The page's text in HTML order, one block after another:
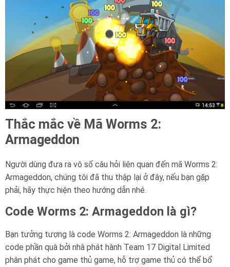
Thắc mắc về Mã Worms 2:
Armageddon
Người dùng đưa ra vô số câu hỏi liên quan đến mã Worms 2:
Armageddon, chúng tôi đã thu thập lại ở đây, nếu bạn gặp
phải, hãy thực hiện theo hướng dẫn nhé.
Code Worms 2: Armageddon là gì?
Bạn tưởng tượng là code Worms 2: Armageddon là những
code phần quà bởi nhà phát hành Team 17 Digital Limited
phân phát cho game thủ game, hỗ trợ game thủ có thể bổ